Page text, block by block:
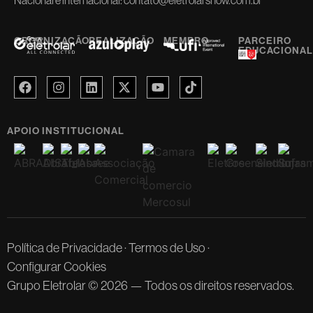
ORGANIZAÇÃOREALIZAÇÃO MEMBRO
PARCEIRO
EDUCACIONAL
APOIO INSTITUCIONAL
Grupo Eletrolar © 2026 — Todos os direitos reservados.
Política de Privacidade· Termos de Uso ·
Configurar Cookies